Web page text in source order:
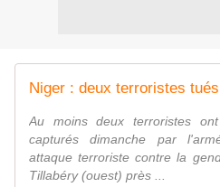
Au moins deux terroristes
capturés dimanche par
attaque terroriste contre la
Tillabéry (ouest) près ...